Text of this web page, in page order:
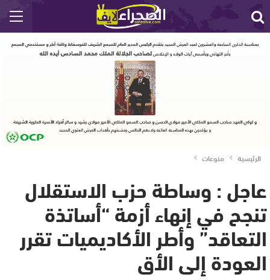
الرئيسية منوعات
عاجل : وساطة حزب الاستقلال
تنجح في إنهاء أزمة “أساتذة
التعاقد” وأطر الأكاديميات تقرر
العودة إلى الأق